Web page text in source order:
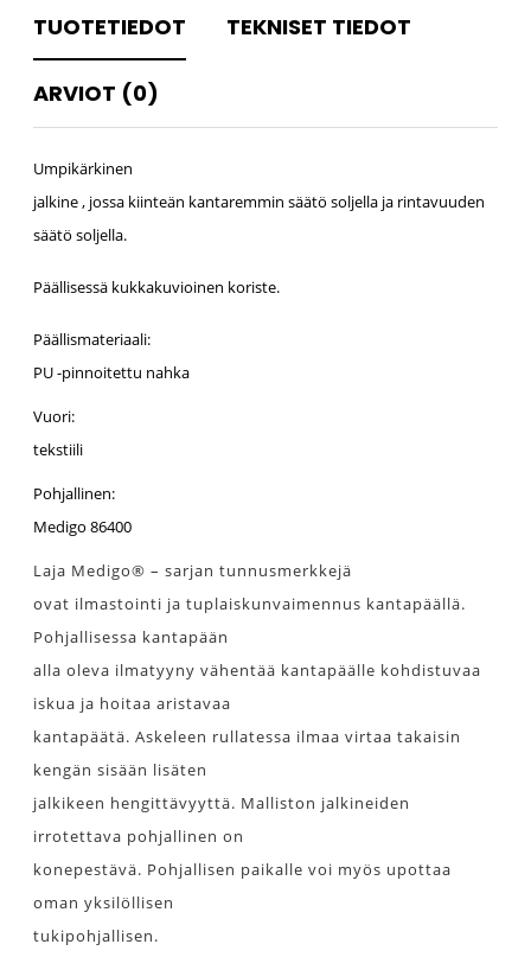
TUOTETIEDOT TEKNISET TIEDOT
ARVIOT (0)
Umpikärkinen
jalkine , jossa kiinteän kantaremmin säätö soljella ja rintavuuden
säätö soljella.
Päällisessä kukkakuvioinen koriste.
Päällismateriaali:
PU -pinnoitettu nahka
Vuori:
tekstiili
Pohjallinen:
Medigo 86400
Laja Medigo® – sarjan tunnusmerkkejä
ovat ilmastointi ja tuplaiskunvaimennus kantapäällä.
Pohjallisessa kantapään
alla oleva ilmatyyny vähentää kantapäälle kohdistuvaa
iskua ja hoitaa aristavaa
kantapäätä. Askeleen rullatessa ilmaa virtaa takaisin
kengän sisään lisäten
jalkikeen hengittävyyttä. Malliston jalkineiden
irrotettava pohjallinen on
konepestävä. Pohjallisen paikalle voi myös upottaa
oman yksilöllisen
tukipohjallisen.